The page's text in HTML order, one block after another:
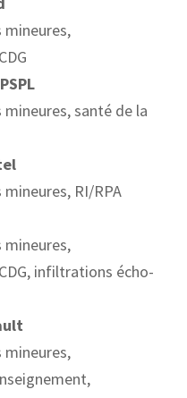
mineures,
santé de la
RI/RPA
mineures,
infiltrations écho-
mineures,